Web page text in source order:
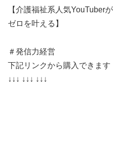
【介護福祉系人気YouTuber
ゼロを叶える】
＃発信力経営
下記リンクから購入できます
↓↓↓ ↓↓↓ ↓↓↓